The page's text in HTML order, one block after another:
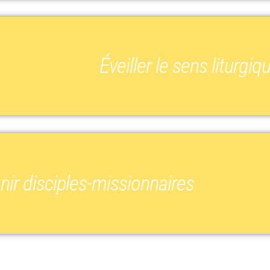
Éveiller le sens
disciples-missionnaires